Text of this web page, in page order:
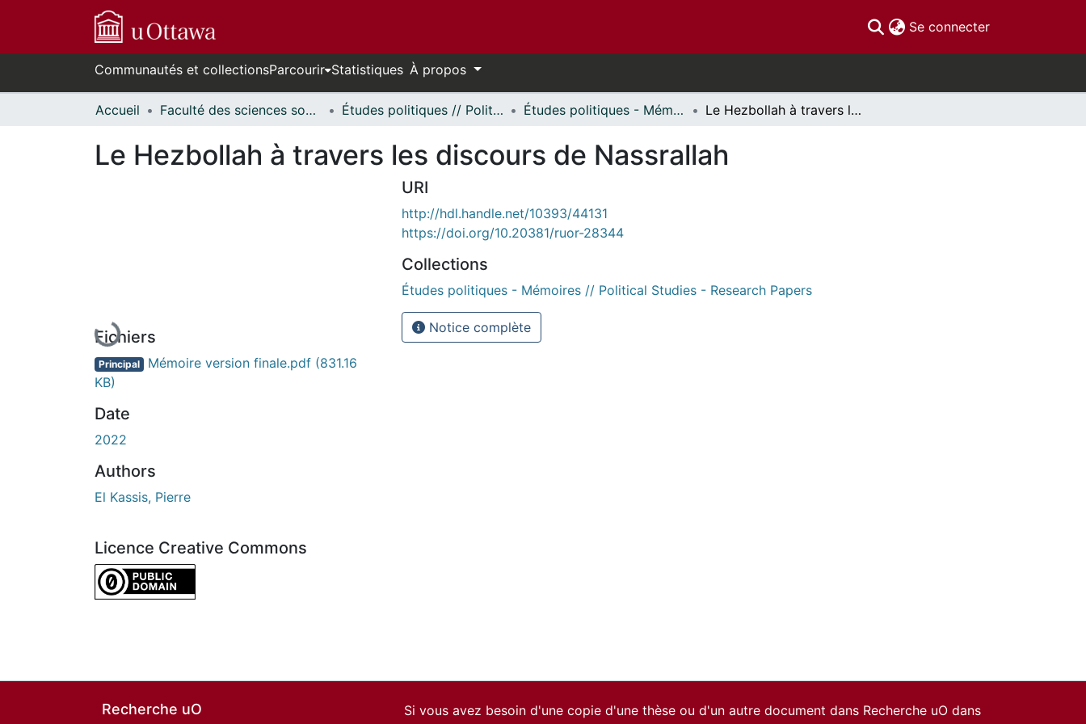
Se connecter(current)
Communautés et collectionsParcourir Statistiques À propos
Accueil Faculté des sciences sociales // Faculty of Social Sciences Études politiques // Political Studies Études politiques - Mémoires // Political Studies - Research Papers Le Hezbollah à travers les discours de Nassrallah
Le Hezbollah à travers les discours de Nassrallah
En cours de chargement...
Fichiers
Principal Mémoire version finale.pdf (831.16
KB)
Date
2022
Authors
El Kassis, Pierre
Licence Creative Commons
CC0 1.0 Universal
URI
http://hdl.handle.net/10393/44131
https://doi.org/10.20381/ruor-28344
Collections
Études politiques - Mémoires // Political Studies - Research Papers
Notice complète
Recherche uO
Si vous avez besoin d'une copie d'une thèse ou d'un autre document dans Recherche uO dans